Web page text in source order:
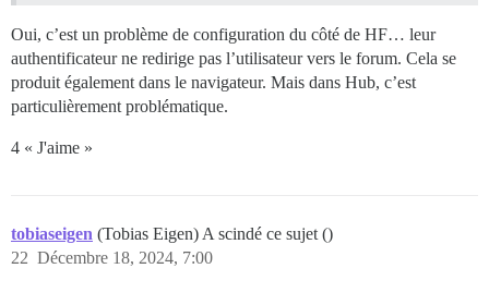
Oui, c’est un problème de configuration du côté de HF… leur
authentificateur ne redirige pas l’utilisateur vers le forum. Cela se
produit également dans le navigateur. Mais dans Hub, c’est
particulièrement problématique.
4 « J'aime »
tobiaseigen (Tobias Eigen) A scindé ce sujet ()
Décembre 18, 2024, 7:00
22